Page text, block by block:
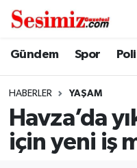
Gündem Spor
HABERLER YAŞAM
Havza’da
için yeni iş
Dünya
Ekonomi
Genel
Nöbetçi
Namaz Vakitleri
Trafik Durumu